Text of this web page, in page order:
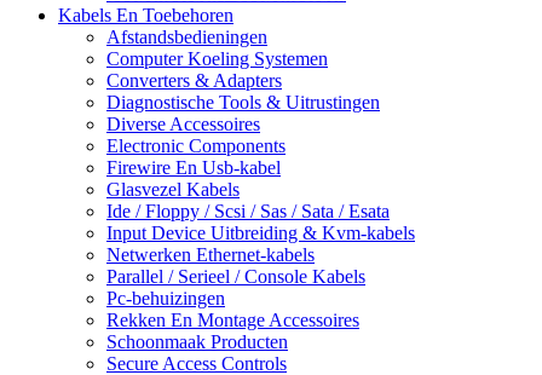
Kabels En Toebehoren
Afstandsbedieningen
Computer Koeling Systemen
Converters & Adapters
Diagnostische Tools & Uitrustingen
Diverse Accessoires
Electronic Components
Firewire En Usb-kabel
Glasvezel Kabels
Ide / Floppy / Scsi / Sas / Sata / Esata
Input Device Uitbreiding & Kvm-kabels
Netwerken Ethernet-kabels
Parallel / Serieel / Console Kabels
Pc-behuizingen
Rekken En Montage Accessoires
Schoonmaak Producten
Secure Access Controls